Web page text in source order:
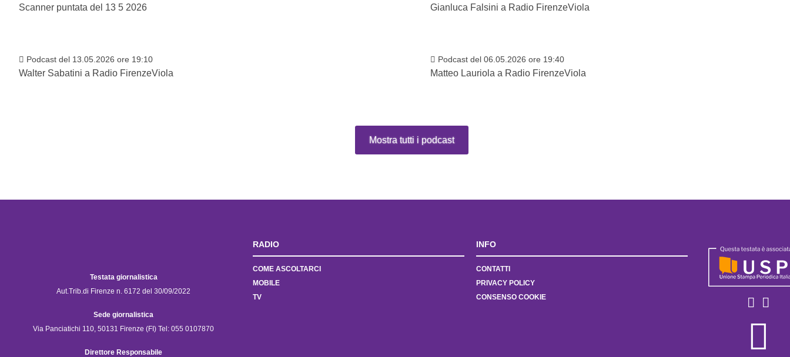
Scanner puntata del 13 5 2026 Gianluca Falsini a Radio FirenzeViola
Podcast del 13.05.2026 ore 19:10
Walter Sabatini a Radio FirenzeViola
Podcast del 06.05.2026 ore 19:40
Matteo Lauriola a Radio FirenzeViola
Mostra tutti i podcast
Testata giornalistica
Aut.Trib.di Firenze n. 6172 del 30/09/2022
Sede giornalistica
Via Panciatichi 110, 50131 Firenze (FI) Tel: 055 0107870
Direttore Responsabile
RADIO
COME ASCOLTARCI
MOBILE
TV
INFO
CONTATTI
PRIVACY POLICY
CONSENSO COOKIE